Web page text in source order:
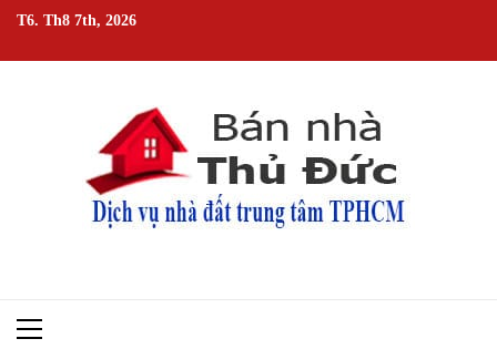
Skip
content
T6. Th8 7th, 2026
Primary